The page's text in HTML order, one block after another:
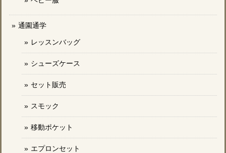
通園通学
レッスンバッグ
シューズケース
セット販売
スモック
移動ポケット
エプロンセット